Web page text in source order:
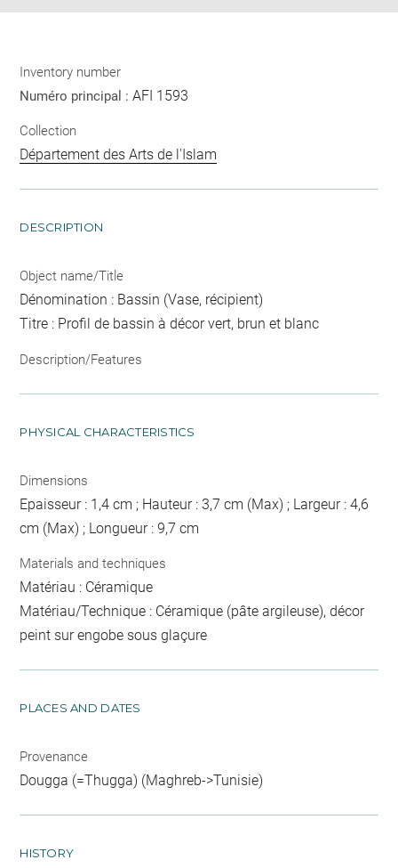
Inventory number
Numéro principal :AFI 1593
Collection
Département des Arts de l'Islam
DESCRIPTION
Object name/Title
Dénomination : Bassin (Vase, récipient)
Titre : Profil de bassin à décor vert, brun et blanc
Description/Features
PHYSICAL CHARACTERISTICS
Dimensions
Epaisseur : 1,4 cm ; Hauteur : 3,7 cm (Max) ; Largeur : 4,6
cm (Max) ; Longueur : 9,7 cm
Materials and techniques
Matériau : Céramique
Matériau/Technique : Céramique (pâte argileuse), décor
peint sur engobe sous glaçure
PLACES AND DATES
Provenance
Dougga (=Thugga) (Maghreb->Tunisie)
HISTORY